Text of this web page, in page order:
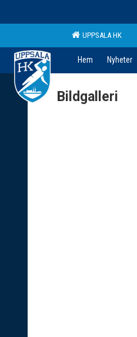
UPPSALA HK
Hem Nyheter
Bildgalleri